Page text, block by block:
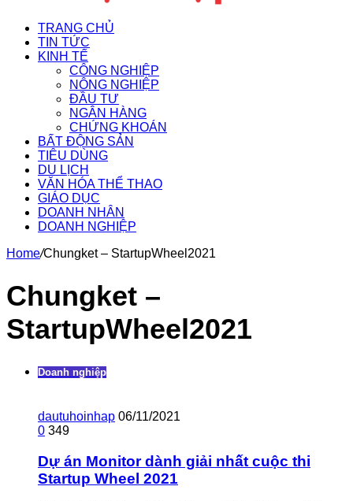
TRANG CHỦ
TIN TỨC
KINH TẾ
CÔNG NGHIỆP
NÔNG NGHIỆP
ĐẦU TƯ
NGÂN HÀNG
CHỨNG KHOÁN
BẤT ĐỘNG SẢN
TIÊU DÙNG
DU LỊCH
VĂN HÓA THỂ THAO
GIÁO DỤC
DOANH NHÂN
DOANH NGHIỆP
Home/Chungket – StartupWheel2021
Chungket –
StartupWheel2021
Doanh nghiệp
dautuhoinhap 06/11/2021
0 349
Dự án Monitor dành giải nhất cuộc thi
Startup Wheel 2021